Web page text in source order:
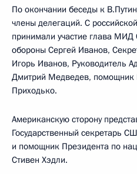
По окончании беседы к
члены делегаций. С
принимали участие глава
обороны Сергей Иванов,
Игорь Иванов, Руководитель
Дмитрий Медведев, помощник
Приходько.
Американскую сторону
Государственный секретарь
и помощник Президента по
Стивен Хэдли.